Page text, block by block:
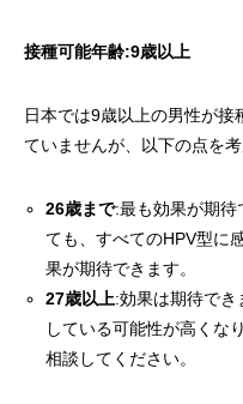
接種可能年齢:9歳以上
日本では9歳以上の男性が
ていませんが、以下の点を
26歳まで:最も効果が期待
ても、すべてのHPV型に
果が期待できます。
27歳以上:効果は期待でき
している可能性が高くな
相談してください。